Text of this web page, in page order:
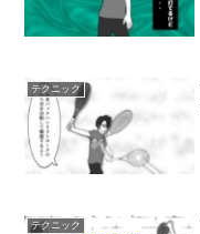
テクニック
テクニック